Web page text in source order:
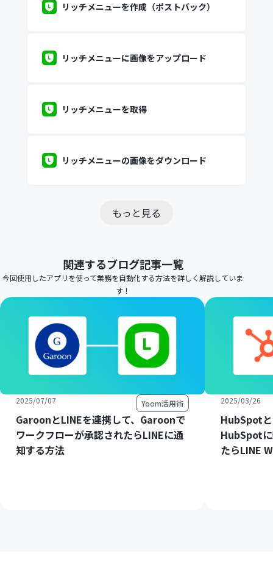
リッチメニューを作成（ポストバック）
リッチメニューに画像をアップロード
リッチメニューを取得
リッチメニューの画像をダウンロード
もっと見る
関連するブログ記事一覧
今回使用したアプリを使って業務を自動化する方法を詳しく解説していま
す！
2025/07/07 Yoom活用術
GaroonとLINEを連携して、Garoonで
ワークフローが承認されたらLINEに通
知する方法
2025/03/26
HubSpotと
HubSpot
たらLINE